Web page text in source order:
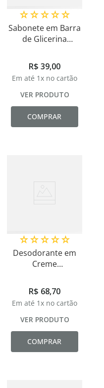
☆☆☆☆☆
Sabonete em Barra
de Glicerina
Total Care 90g
R$ 39,00
Em até 1x no cartão
VER PRODUTO
COMPRAR
☆☆☆☆☆
Desodorante em
Creme
Diário 50g
R$ 68,70
Em até 1x no cartão
VER PRODUTO
COMPRAR